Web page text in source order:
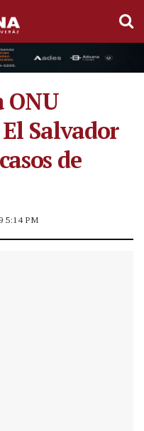
ONU
Salvador
de
5:14 PM